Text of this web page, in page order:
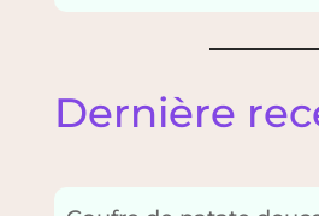
Dernière